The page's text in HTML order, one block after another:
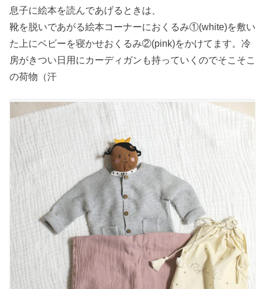
息子に絵本を読んであげるときは、
靴を脱いであがる絵本コーナーにおくるみ①(white)を敷い
た上にベビーを寝かせおくるみ②(pink)をかけてます。冷
房がきつい日用にカーディガンも持っていくのでそこそこ
の荷物（汗